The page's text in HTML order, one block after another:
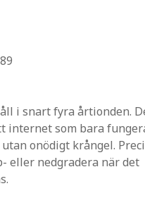
i snart fyra årtionden.
internet som bara
onödigt krångel.
eller nedgradera när det